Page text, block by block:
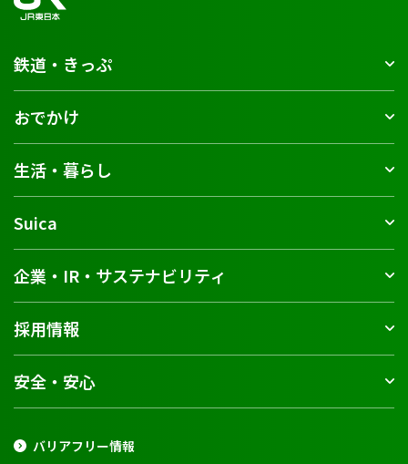
鉄道・きっぷ
おでかけ
生活・暮らし
Suica
企業・IR・サステナビリティ
採用情報
安全・安心
バリアフリー情報